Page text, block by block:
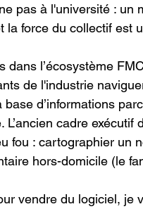
pas à l'université :
la force du collectif est
dans l’écosystème
de l'industrie
d’informations
cadre exécutif
fou : cartographier un
hors-domicile (le
vendre du logiciel, je